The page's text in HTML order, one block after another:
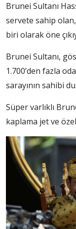
Brunei Sultanı
servete sahip
biri olarak öne
Brunei Sultanı,
1.700’den fazla
sarayının sahibi
Süper varlıklı
kaplama jet ve